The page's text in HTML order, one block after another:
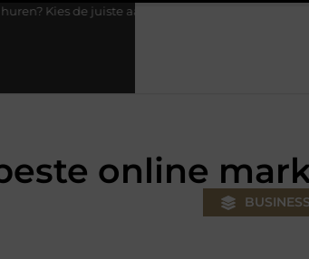
aanhanger voor jouw klus
online